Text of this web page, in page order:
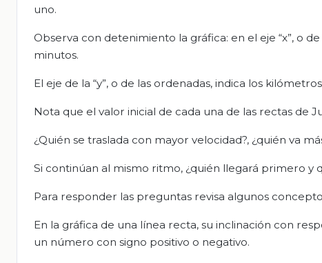
uno.
Observa con detenimiento la gráfica: en el eje “x”, o
minutos.
El eje de la “y”, o de las ordenadas, indica los
Nota que el valor inicial de cada una de las rectas de
¿Quién se traslada con mayor velocidad?, ¿quién va
Si continúan al mismo ritmo, ¿quién llegará primero y
Para responder las preguntas revisa algunos
En la gráfica de una línea recta, su inclinación con
un número con signo positivo o negativo.